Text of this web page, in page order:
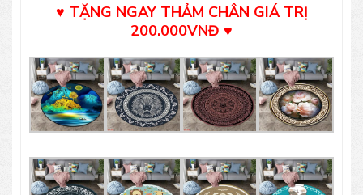
♥ TẶNG NGAY THẢM CHÂN GIÁ TRỊ
200.000VNĐ ♥